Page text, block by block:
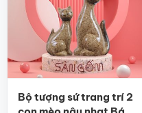
Bộ tượng sứ trang trí 2